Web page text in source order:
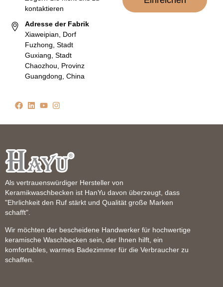
kontaktieren
Adresse der Fabrik
Xiaweipian, Dorf
Fuzhong, Stadt
Guxiang, Stadt
Chaozhou, Provinz
Guangdong, China
Als vertrauenswürdiger Hersteller von
Keramikwaschbecken ist HanYu davon überzeugt, dass
"Ehrlichkeit den Ruf stärkt und Qualität große Marken
schafft".
Wir möchten der bescheidene Handwerker für hochwertige
keramische Waschbecken sein, der Ihnen hilft, ein
komfortables, warmes Badezimmer für die Verbraucher zu
schaffen.